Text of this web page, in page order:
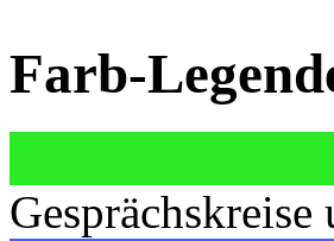
Farb-